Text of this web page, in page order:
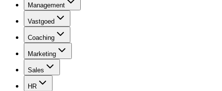
Management
Vastgoed
Coaching
Marketing
Sales
HR